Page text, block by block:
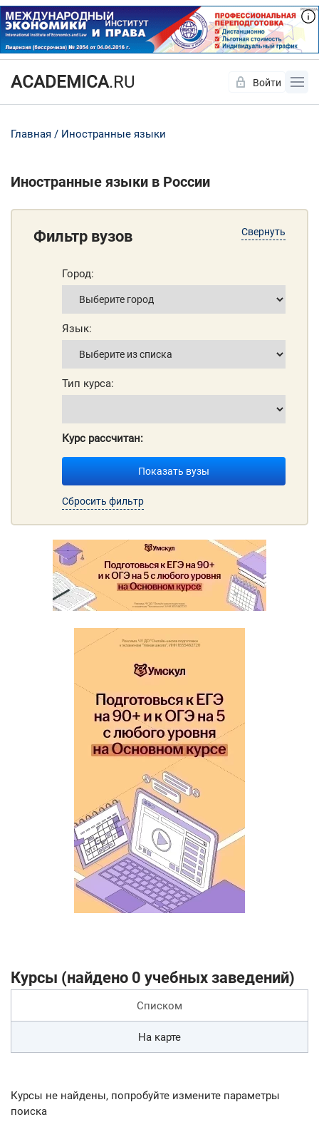
ACADEMICA.RU Войти
Главная Иностранные языки
Иностранные языки в России
Свернуть
Фильтр вузов
Город:
Язык:
Тип курса:
Курс рассчитан:
Показать вузы
Сбросить фильтр
Курсы (найдено 0 учебных заведений)
Списком
На карте
Курсы не найдены, попробуйте измените параметры
поиска
Да Нет